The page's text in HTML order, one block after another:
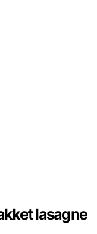
lasagne